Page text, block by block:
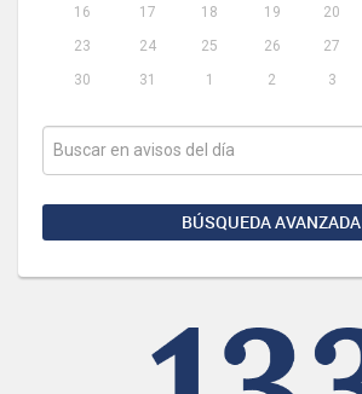
16
17 18 19 20
23
24 25 26 27
30
31 1 2 3
BÚSQUEDA AVANZADA